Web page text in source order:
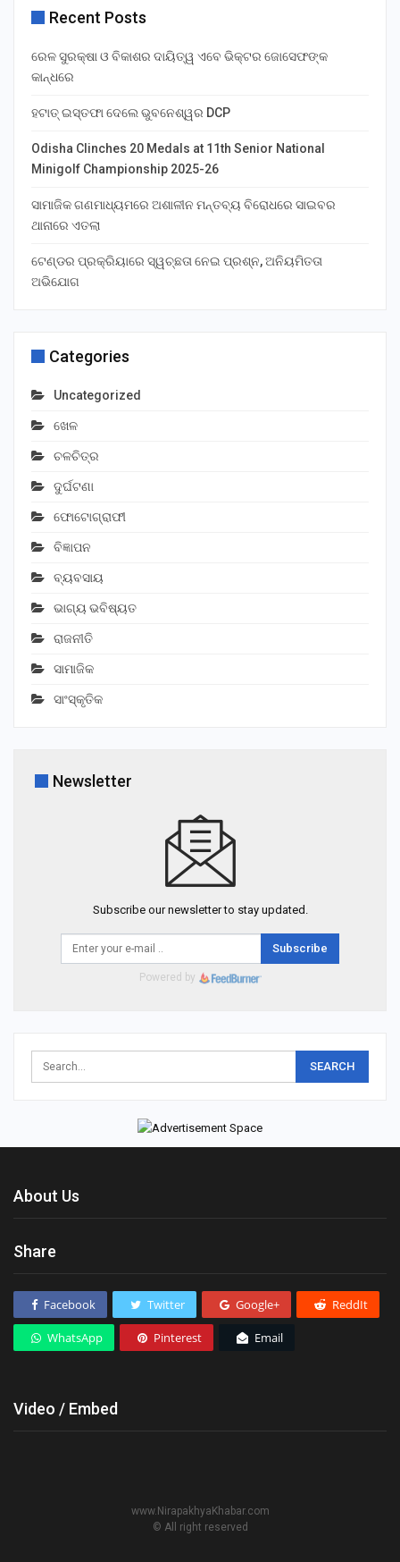
Recent Posts
ରେଳ ସୁରକ୍ଷା ଓ ବିକାଶର ଦାୟିତ୍ୱ ଏବେ ଭିକ୍ଟର ଜୋସେଫଙ୍କ
କାନ୍ଧରେ
ହଟାତ୍ ଇସ୍ତଫା ଦେଲେ ଭୁବନେଶ୍ୱର DCP
Odisha Clinches 20 Medals at 11th Senior National
Minigolf Championship 2025-26
ସାମାଜିକ ଗଣମାଧ୍ୟମରେ ଅଶାଳୀନ ମନ୍ତବ୍ୟ ବିରୋଧରେ ସାଇବର
ଥାନାରେ ଏତଲା
ଟେଣ୍ଡର ପ୍ରକ୍ରିୟାରେ ସ୍ୱଚ୍ଛତା ନେଇ ପ୍ରଶ୍ନ, ଅନିୟମିତତା
ଅଭିଯୋଗ
Categories
Uncategorized
ଖେଳ
ଚଳଚିତ୍ର
ଦୁର୍ଘଟଣା
ଫୋଟୋଗ୍ରାଫୀ
ବିଜ୍ଞାପନ
ବ୍ୟବସାୟ
ଭାଗ୍ୟ ଭବିଷ୍ୟତ
ରାଜନୀତି
ସାମାଜିକ
ସାଂସ୍କୃତିକ
Newsletter
Subscribe our newsletter to stay updated.
Subscribe
Powered by
About Us
Share
Facebook Twitter Google+ ReddIt
WhatsApp Pinterest Email
Video / Embed
www.NirapakhyaKhabar.com
© All right reserved